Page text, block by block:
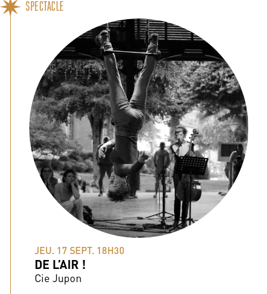
SPECTACLE
JEU. 17 SEPT. 18H30
DE L’AIR !
Cie Jupon